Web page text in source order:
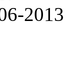
2013